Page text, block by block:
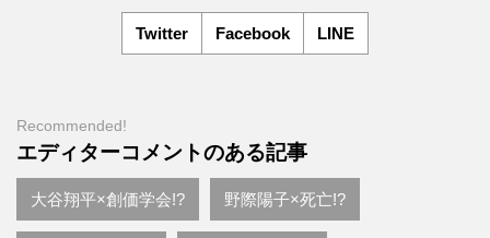
Twitter Facebook LINE
Recommended!
エディターコメントのある記事
大谷翔平×創価学会!? 野際陽子×死亡!?